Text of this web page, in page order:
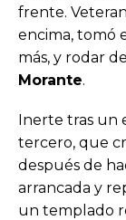
frente.
encima, tomó
más, y rodar
Morante.
Inerte tras un
tercero, que
después de
arrancada y
un templado